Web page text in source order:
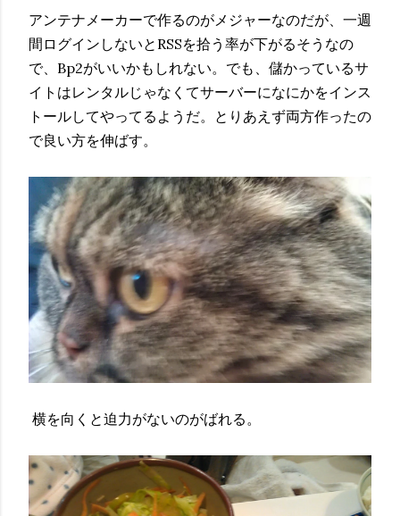
アンテナメーカーで作るのがメジャーなのだが、一週
間ログインしないとRSSを拾う率が下がるそうなの
で、Bp2がいいかもしれない。でも、儲かっているサ
イトはレンタルじゃなくてサーバーになにかをインス
トールしてやってるようだ。とりあえず両方作ったの
で良い方を伸ばす。
横を向くと迫力がないのがばれる。